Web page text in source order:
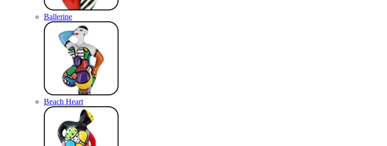
Ballerine
Beach Heart